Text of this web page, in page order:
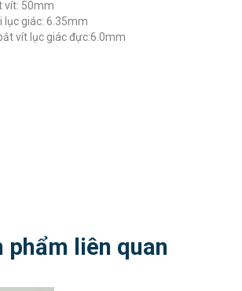
vít: 50mm
lục giác: 6.35mm
vít lục giác đực:6.0mm
phẩm liên quan